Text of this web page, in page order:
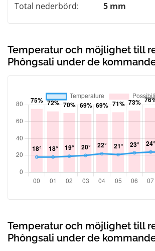
Total nederbörd:
5 mm
Temperatur och möjlighet till
Phôngsali under de
Temperatur och möjlighet till
Phôngsali under de